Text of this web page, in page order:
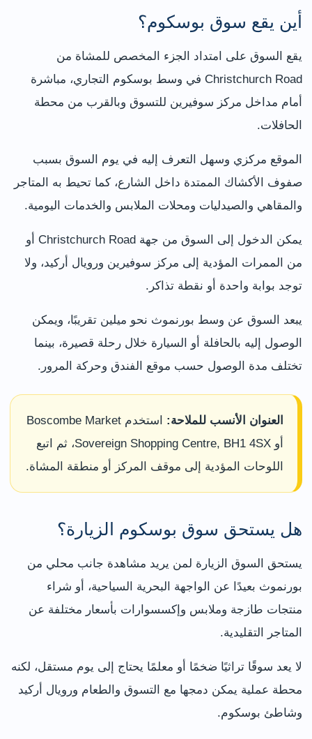
أين يقع سوق بوسكوم؟
يقع السوق على امتداد الجزء المخصص للمشاة من
Christchurch Road في وسط بوسكوم التجاري، مباشرة
أمام مداخل مركز سوفيرين للتسوق وبالقرب من محطة
الحافلات.
الموقع مركزي وسهل التعرف إليه في يوم السوق بسبب
صفوف الأكشاك الممتدة داخل الشارع، كما تحيط به المتاجر
والمقاهي والصيدليات ومحلات الملابس والخدمات اليومية.
يمكن الدخول إلى السوق من جهة Christchurch Road أو
من الممرات المؤدية إلى مركز سوفيرين ورويال أركيد، ولا
توجد بوابة واحدة أو نقطة تذاكر.
يبعد السوق عن وسط بورنموث نحو ميلين تقريبًا، ويمكن
الوصول إليه بالحافلة أو السيارة خلال رحلة قصيرة، بينما
تختلف مدة الوصول حسب موقع الفندق وحركة المرور.
العنوان الأنسب للملاحة:
استخدم Boscombe Market
أو Sovereign Shopping Centre, BH1 4SX، ثم اتبع
اللوحات المؤدية إلى موقف المركز أو منطقة المشاة.
هل يستحق سوق بوسكوم الزيارة؟
يستحق السوق الزيارة لمن يريد مشاهدة جانب محلي من
بورنموث بعيدًا عن الواجهة البحرية السياحية، أو شراء
منتجات طازجة وملابس وإكسسوارات بأسعار مختلفة عن
المتاجر التقليدية.
لا يعد سوقًا تراثيًا ضخمًا أو معلمًا يحتاج إلى يوم مستقل، لكنه
محطة عملية يمكن دمجها مع التسوق والطعام ورويال أركيد
وشاطئ بوسكوم.